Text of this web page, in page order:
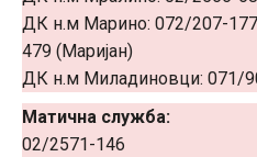
ДК н.м Марино: 072/207-
479 (Маријан)
ДК н.м Миладиновци: 071/
Матична служба:
02/2571-146